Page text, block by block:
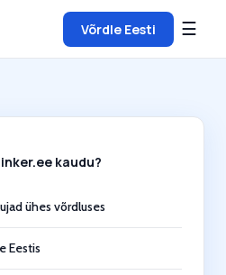
Võrdle Eesti ☰
kaudu?
ühes võrdluses
Eestis